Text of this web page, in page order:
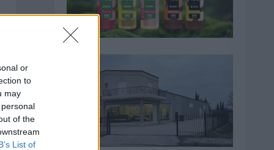
or
to
may
of the
List of